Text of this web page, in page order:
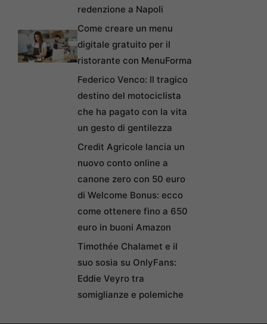
redenzione a Napoli
Come creare un menu
digitale gratuito per il
ristorante con MenuForma
Federico Venco: Il tragico
destino del motociclista
che ha pagato con la vita
un gesto di gentilezza
Credit Agricole lancia un
nuovo conto online a
canone zero con 50 euro
di Welcome Bonus: ecco
come ottenere fino a 650
euro in buoni Amazon
Timothée Chalamet e il
suo sosia su OnlyFans:
Eddie Veyro tra
somiglianze e polemiche